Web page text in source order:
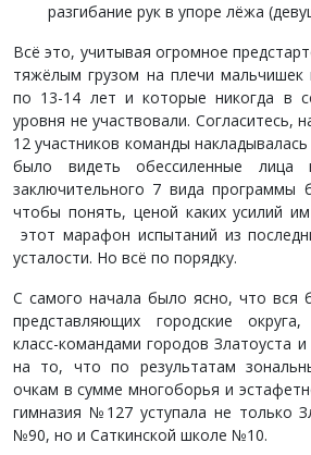
разгибание рук в упоре лёжа
Всё это, учитывая огромное
тяжёлым грузом на плечи
по 13-14 лет и которые никогда в
уровня не участвовали. Согласитесь,
12 участников команды
было видеть обессиленные лица
заключительного 7 вида программы
чтобы понять, ценой каких усилий
этот марафон испытаний из
усталости. Но всё по порядку.
С самого начала было ясно, что вся
представляющих городские
класс-командами городов Златоуста
на то, что по результатам
очкам в сумме многоборья и
гимназия №127 уступала не только
№90, но и Саткинской школе №10.